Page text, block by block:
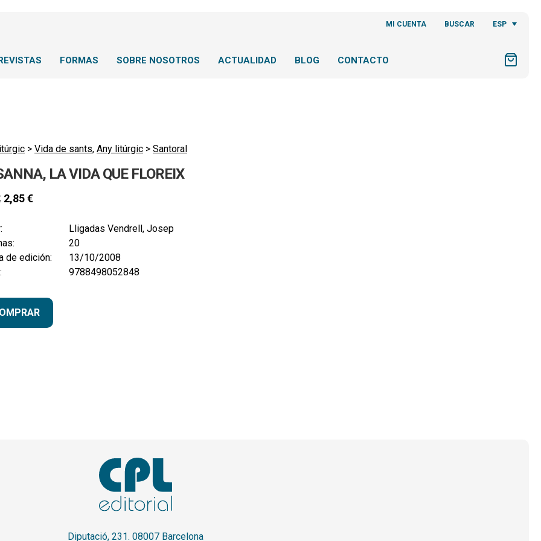
MI CUENTA BUSCAR ESP
FORMAS SOBRE NOSOTROS ACTUALIDAD BLOG CONTACTO
> Vida de sants, Any litúrgic > Santoral
LA VIDA QUE FLOREIX
2,85€
Lligadas Vendrell, Josep
20
de edición:
13/10/2008
9788498052848
Diputació, 231. 08007 Barcelona